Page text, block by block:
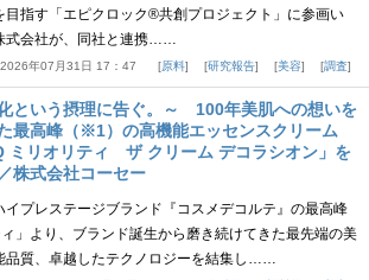
目指す「エピクロック®共創プロジェクト」に参画い
式会社が、同社と連携……
2026年07月31日 17：47 原料 研究報告 美容 調査
という摂理に告ぐ。～ 100年美肌への想いを
最高峰（※1）の高機能エッセンスクリーム
ミリオリティ ザ クリーム デコラシオン」を
株式会社コーセー
プレステージブランド『コスメデコルテ』の最高峰
」より、ブランド誕生から磨き続けてきた最先端の美
品質、卓越したテクノロジーを結集し……